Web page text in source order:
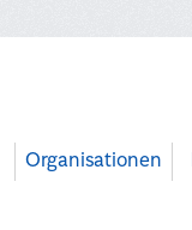
Organisationen